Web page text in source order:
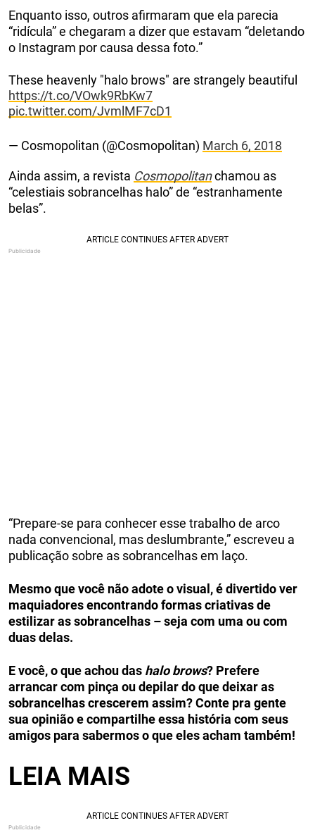
Enquanto isso, outros afirmaram que ela parecia
“ridícula” e chegaram a dizer que estavam “deletando
o Instagram por causa dessa foto.”
These heavenly "halo brows" are strangely beautiful
https://t.co/VOwk9RbKw7
pic.twitter.com/JvmlMF7cD1
— Cosmopolitan (@Cosmopolitan) March 6, 2018
Ainda assim, a revista Cosmopolitanchamou as
“celestiais sobrancelhas halo” de “estranhamente
belas”.
“Prepare-se para conhecer esse trabalho de arco
nada convencional, mas deslumbrante,” escreveu a
publicação sobre as sobrancelhas em laço.
Mesmo que você não adote o visual, é divertido ver
maquiadores encontrando formas criativas de
estilizar as sobrancelhas – seja com uma ou com
duas delas.
E você, o que achou das halo brows? Prefere
arrancar com pinça ou depilar do que deixar as
sobrancelhas crescerem assim? Conte pra gente
sua opinião e compartilhe essa história com seus
amigos para sabermos o que eles acham também!
LEIA MAIS